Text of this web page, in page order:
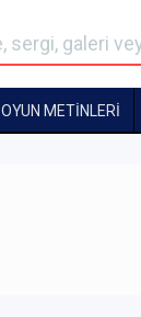
OYUN METİNLERİ